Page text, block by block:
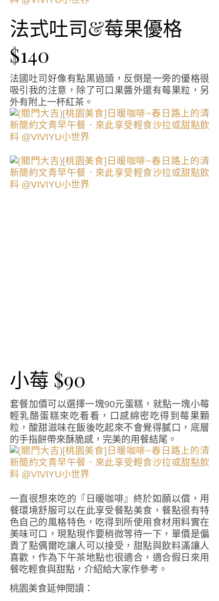
法式吐司&莓果優格
$140
法國吐司好像有點黑過頭，反倒是一旁的優格很
吸引我的注意，除了可口果醬外還有莓果粒，另
外有附上一杯紅茶。
小莓 $90
套餐加價可以選擇一塊90元蛋糕，就點一塊小莓
輕乳酪蛋糕來吃看看，口感綿密吃得到莓果顆
粒，酸甜滋味在飯後吃起來不會覺得膩口，底層
的手指餅帶來酥脆感，完美的用餐結尾。
一直很想來吃的『日暖咖啡』終於如願以償，用
餐環境舒服可以在此享受餐點美食，餐點很有特
色自己的風格特色，吃得到所使用食材用料實在
美味可口，現點現作要稍微等待一下，單價是偏
貴了點偶爾吃讓人可以接受，甜點與飲料滿讓人
喜歡，作為下午茶地點也很適合，適合假日來用
餐吃輕食與甜點，介紹給大家作參考。
桃園美食延伸閱讀：